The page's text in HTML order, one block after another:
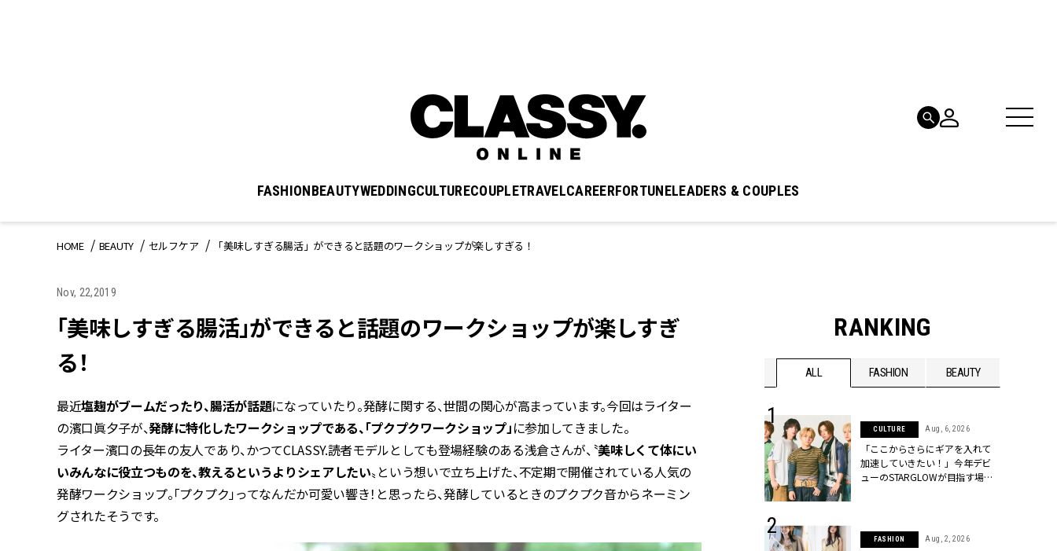
FASHIONBEAUTYWEDDINGCULTURECOUPLETRAVELCAREERFORTUNELEADERS & COUPLES
HOME BEAUTY セルフケア 「美味しすぎる腸活」ができると話題のワークショップが楽しすぎる！
Nov, 22,2019
「美味しすぎる腸活」ができると話題のワークショップが楽しすぎ
る！
最近塩麹がブームだったり、腸活が話題になっていたり。発酵に関する、世間の関心が高まっています。今回はライター
の濱口眞夕子が、発酵に特化したワークショップである、「プクプクワークショップ」に参加してきました。
ライター濱口の長年の友人であり、かつてCLASSY.読者モデルとしても登場経験のある浅倉さんが、〝美味しくて体にい
いみんなに役立つものを、教えるというよりシェアしたい〟という想いで立ち上げた、不定期で開催されている人気の
発酵ワークショップ。「プクプク」ってなんだか可愛い響き！と思ったら、発酵しているときのプクプク音からネーミン
グされたそうです。
RANKING
ALL FASHION BEAUTY
BEAUTY Aug, 5, 2026
忙しい毎日に「うるおいター
のお手入れでうるおってなめら
かな肌を目指す | CLASSY.[クラッ
結婚式に黒ドレスはアリ？お呼
ーを解説 | CLASSY.[クラッシィ]
CULTURE Aug, 6, 2026
「ここからさらにギアを入れて
加速していきたい！」今年デビ
ューのSTARGLOWが目指す場所
FASHION Aug, 2, 2026